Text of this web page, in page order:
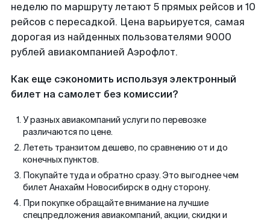
неделю по маршруту летают 5 прямых рейсов и 10
рейсов с пересадкой. Цена варьируется, самая
дорогая из найденных пользователями 9000
рублей авиакомпанией Аэрофлот.
Как еще сэкономить используя электронный
билет на самолет без комиссии?
У разных авиакомпаний услуги по перевозке
различаются по цене.
Лететь транзитом дешево, по сравнению от и до
конечных пунктов.
Покупайте туда и обратно сразу. Это выгоднее чем
билет Анахайм Новосибирск в одну сторону.
При покупке обращайте внимание на лучшие
спецпредложения авиакомпаний, акции, скидки и